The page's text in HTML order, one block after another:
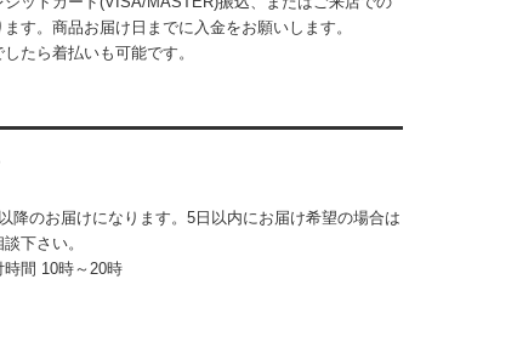
す。商品お届け日までに入金をお願いします。
たら着払いも可能です。
降のお届けになります。5日以内にお届け希望の場合は
下さい。
時間 10時～20時